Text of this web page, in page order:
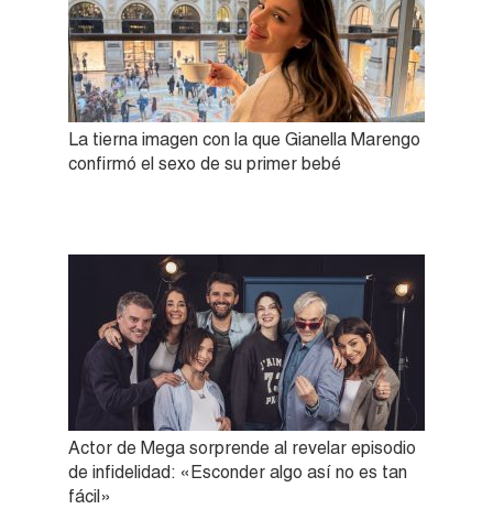
La tierna imagen con la que Gianella Marengo
confirmó el sexo de su primer bebé
Actor de Mega sorprende al revelar episodio
de infidelidad: «Esconder algo así no es tan
fácil»